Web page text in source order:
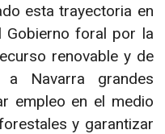
esta trayectoria en
Gobierno foral por la
renovable y de
Navarra grandes
empleo en el medio
y garantizar